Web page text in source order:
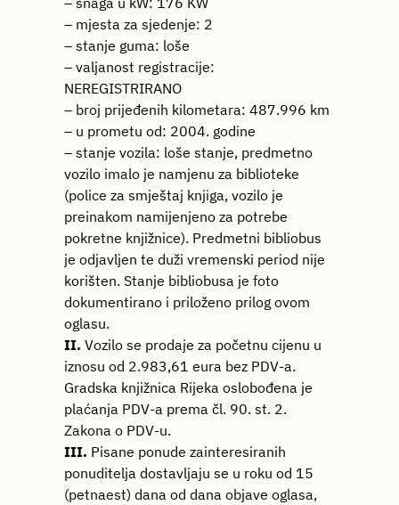
– mjesta za sjedenje: 2
– stanje guma: loše
– valjanost registracije:
NEREGISTRIRANO
– broj prijeđenih kilometara: 487.996 km
– u prometu od: 2004. godine
– stanje vozila: loše stanje, predmetno
vozilo imalo je namjenu za biblioteke
(police za smještaj knjiga, vozilo je
preinakom namijenjeno za potrebe
pokretne knjižnice). Predmetni bibliobus
je odjavljen te duži vremenski period nije
korišten. Stanje bibliobusa je foto
dokumentirano i priloženo prilog ovom
oglasu.
II. Vozilo se prodaje za početnu cijenu u
iznosu od 2.983,61 eura bez PDV-a.
Gradska knjižnica Rijeka oslobođena je
plaćanja PDV-a prema čl. 90. st. 2.
Zakona o PDV-u.
III. Pisane ponude zainteresiranih
ponuditelja dostavljaju se u roku od 15
(petnaest) dana od dana objave oglasa,